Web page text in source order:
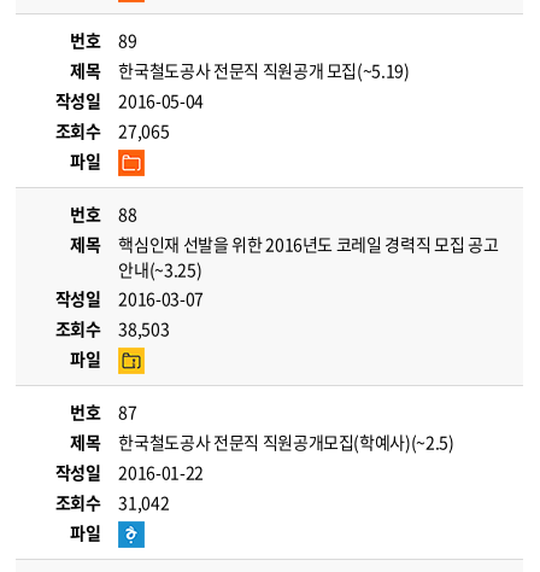
번호
89
제목
한국철도공사 전문직 직원공개 모집(~5.19)
작성일
2016-05-04
조회수
27,065
파일
번호
88
제목
핵심인재 선발을 위한 2016년도 코레일 경력직 모집 공고
안내(~3.25)
작성일
2016-03-07
조회수
38,503
파일
번호
87
제목
한국철도공사 전문직 직원공개모집(학예사)(~2.5)
작성일
2016-01-22
조회수
31,042
파일